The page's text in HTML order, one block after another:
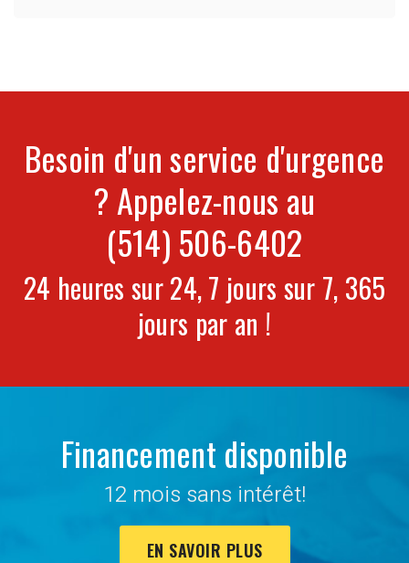
Besoin d'un service d'urgence
? Appelez-nous au
(514) 506-6402
24 heures sur 24, 7 jours sur 7, 365
jours par an !
Financement disponible
12 mois sans intérêt!
EN SAVOIR PLUS